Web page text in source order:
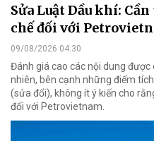
Sửa Luật Dầu khí:
chế đối với
09/08/2026 04:30
Đánh giá cao các nội dung
nhiên, bên cạnh những điểm
(sửa đổi), không ít ý kiến cho
đối với Petrovietnam.